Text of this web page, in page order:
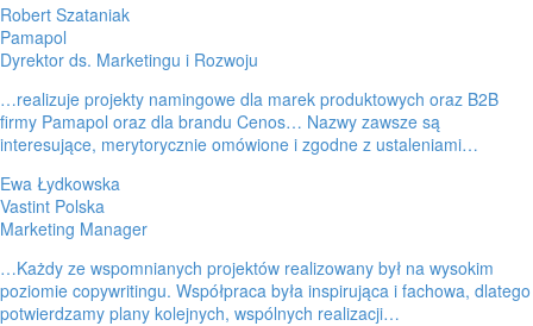
Robert Szataniak
Pamapol
Dyrektor ds. Marketingu i Rozwoju
…realizuje projekty namingowe dla marek produktowych oraz B2B
firmy Pamapol oraz dla brandu Cenos… Nazwy zawsze są
interesujące, merytorycznie omówione i zgodne z ustaleniami…
Ewa Łydkowska
Vastint Polska
Marketing Manager
…Każdy ze wspomnianych projektów realizowany był na wysokim
poziomie copywritingu. Współpraca była inspirująca i fachowa, dlatego
potwierdzamy plany kolejnych, wspólnych realizacji…